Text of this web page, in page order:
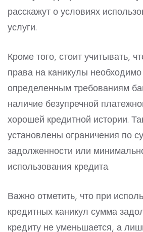
расскажут о условиях
услуги.
Кроме того, стоит учитывать,
права на каникулы необходимо
определенным требованиям
наличие безупречной
хорошей кредитной истории.
установлены ограничения по
задолженности или
использования кредита.
Важно отметить, что при
кредитных каникул сумма
кредиту не уменьшается, а